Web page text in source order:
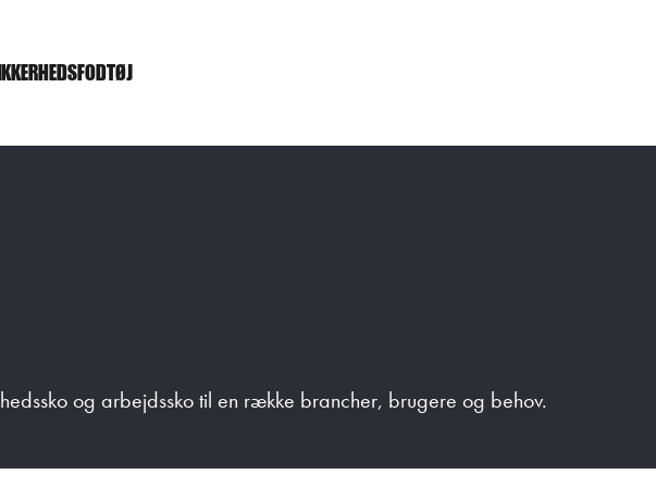
og arbejdssko til en række brancher, brugere og behov.